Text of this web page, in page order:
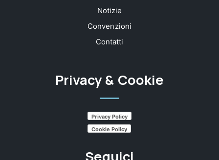
Notizie
Convenzioni
Contatti
Privacy & Cookie
Privacy Policy
Cookie Policy
Seguici